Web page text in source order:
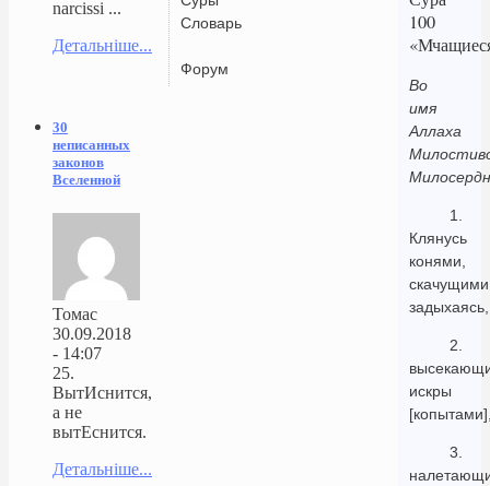
Словарь
Форум
100
Во
имя
Аллаха
1.
Клянусь
конями,
задыхаясь,
2.
искры
3.
narcissi ...
Детальніше...
30
неписанных
законов
Вселенной
Томас
30.09.2018
- 14:07
25.
ВытИснится,
а не
вытЕснится.
Детальніше...